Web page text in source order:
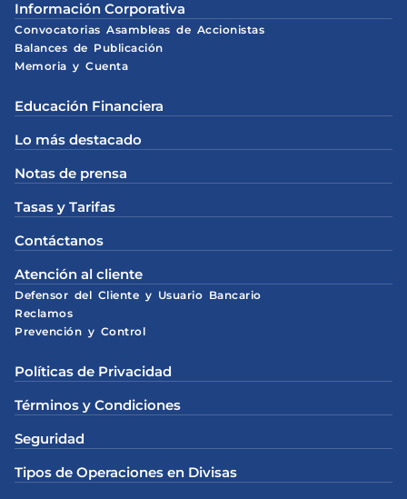
Información Corporativa
Convocatorias Asambleas de Accionistas
Balances de Publicación
Memoria y Cuenta
Educación Financiera
Lo más destacado
Notas de prensa
Tasas y Tarifas
Contáctanos
Atención al cliente
Defensor del Cliente y Usuario Bancario
Reclamos
Prevención y Control
Políticas de Privacidad
Términos y Condiciones
Seguridad
Tipos de Operaciones en Divisas